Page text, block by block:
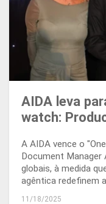
AIDA leva
watch:
A AIDA vence o
Document Manager
globais, à medida
agêntica redefinem
11/18/2025